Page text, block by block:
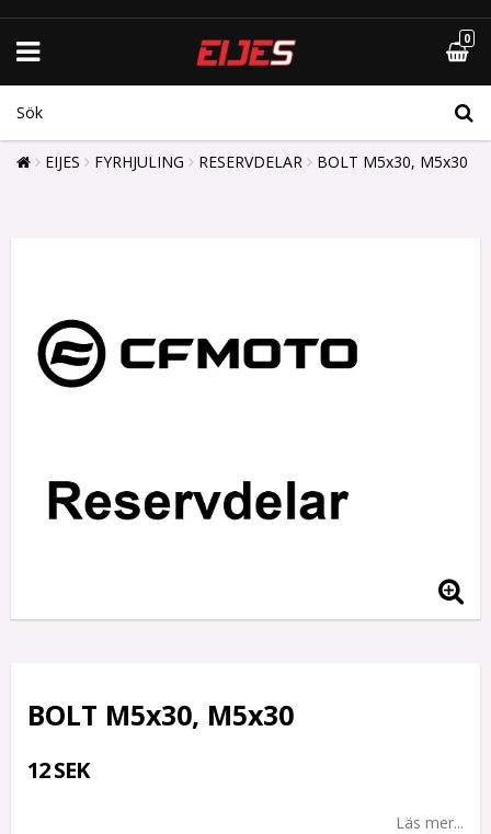
0
EIJES FYRHJULING RESERVDELAR BOLT M5x30, M5x30
BOLT M5x30, M5x30
12 SEK
Läs mer...